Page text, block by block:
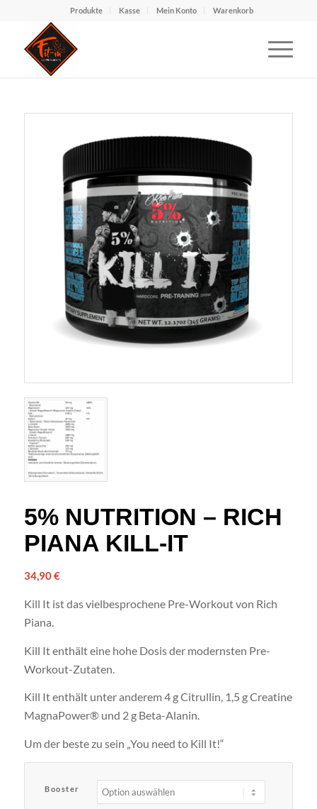
Produkte Kasse Mein Konto Warenkorb
5% NUTRITION – RICH
PIANA KILL-IT
34,90€
Kill It ist das vielbesprochene Pre-Workout von Rich
Piana.
Kill It enthält eine hohe Dosis der modernsten Pre-
Workout-Zutaten.
Kill It enthält unter anderem 4 g Citrullin, 1,5 g Creatine
MagnaPower® und 2 g Beta-Alanin.
Um der beste zu sein „You need to Kill It!“
Booster